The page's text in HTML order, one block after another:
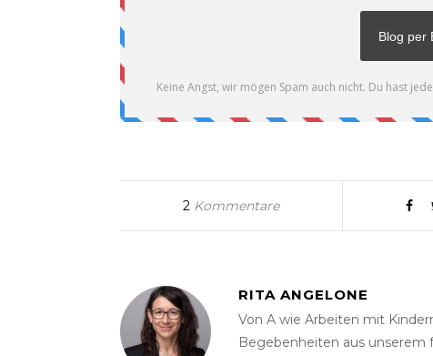
2 Kommentare
RITA ANGELONE
Von A wie Arbeiten mit
Begebenheiten aus unserem